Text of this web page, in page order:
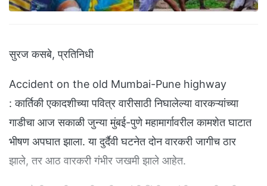
सुरज कसबे, प्रतिनिधी
Accident on the old Mumbai-Pune highway
: कार्तिकी एकादशीच्या पवित्र वारीसाठी निघालेल्या वारकऱ्यांच्या
गाडीचा आज सकाळी जुन्या मुंबई-पुणे महामार्गावरील कामशेत घाटात
भीषण अपघात झाला. या दुर्दैवी घटनेत दोन वारकरी जागीच ठार
झाले, तर आठ वारकरी गंभीर जखमी झाले आहेत.